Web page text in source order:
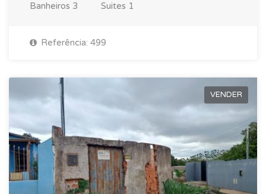
Banheiros 3 Suites 1
Referência: 499
VENDER